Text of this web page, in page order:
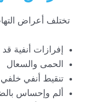
تختلف أعراض
إفرازات أنفية
الحمى والسعال
تنقيط أنفي
ألم وإحساس